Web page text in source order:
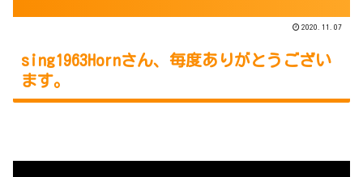
2020.11.07
sing1963Hornさん、毎度ありがとうござい
ます。